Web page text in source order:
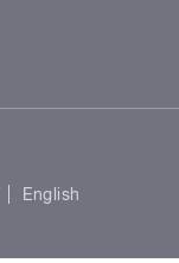
English